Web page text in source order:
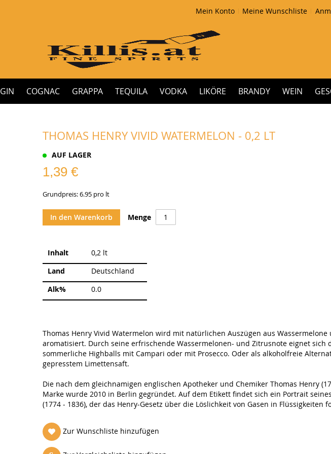
Mein Konto Meine Wunschliste
GIN COGNAC GRAPPA TEQUILA VODKA LIKÖRE BRANDY WEIN
THOMAS HENRY VIVID WATERMELON - 0,2 LT
AUF LAGER
1,39 €
Grundpreis: 6.95 pro lt
Menge
In den Warenkorb
Weitere
Inhalt
0,2 lt
Land
Deutschland
Alk%
0.0
Thomas Henry Vivid Watermelon wird mit natürlichen Auszügen aus
aromatisiert. Durch seine erfrischende Wassermelonen- und Zitrusnote eignet sich
sommerliche Highballs mit Campari oder mit Prosecco. Oder als alkoholfreie
gepresstem Limettensaft.
Die nach dem gleichnamigen englischen Apotheker und Chemiker Thomas Henry
Marke wurde 2010 in Berlin gegründet. Auf dem Etikett findet sich ein Portrait
(1774 - 1836), der das Henry-Gesetz über die Löslichkeit von Gasen in Flüssigkeiten
Zur Wunschliste hinzufügen